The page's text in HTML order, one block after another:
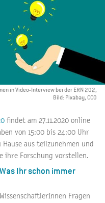
in Video-Interview bei der ERN 202,
Bild: Pixabay, CCO
findet am 27.11.2020 online
von 15:00 bis 24:00 Uhr
aus teilzunehmen und
ihre Forschung vorstellen.
Ihr schon immer
Fragen